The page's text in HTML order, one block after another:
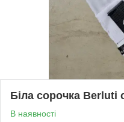
Біла сорочка Berluti
В наявності